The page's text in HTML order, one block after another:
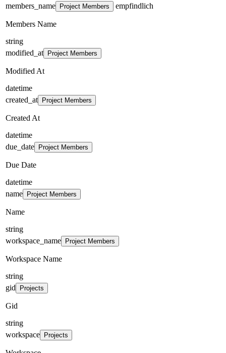
members_name Project Members empfindlich
Members Name
string
modified_at
Project Members
Modified At
datetime
created_at
Project Members
Created At
datetime
due_date
Project Members
Due Date
datetime
name
Project Members
Name
string
workspace_name
Project Members
Workspace Name
string
gid
Projects
Gid
string
workspace
Projects